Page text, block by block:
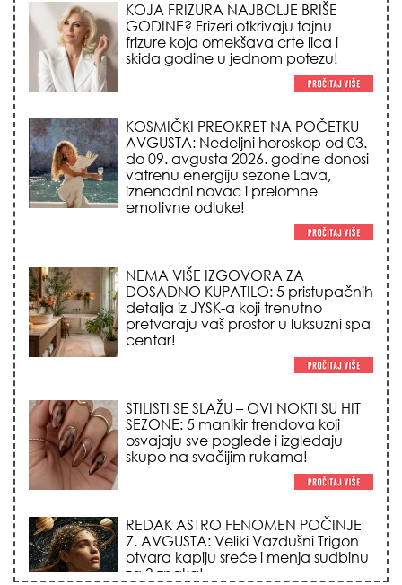
KOSMIČKI PREOKRET NA POČETKU
AVGUSTA: Nedeljni horoskop od 03.
do 09. avgusta 2026. godine donosi
vatrenu energiju sezone Lava,
iznenadni novac i prelomne
NEMA VIŠE IZGOVORA ZA
DOSADNO KUPATILO: 5 pristupačnih
detalja iz JYSK-a koji trenutno
pretvaraju vaš prostor u luksuzni spa
STILISTI SE SLAŽU – OVI NOKTI SU HIT
SEZONE: 5 manikir trendova koji
osvajaju sve poglede i izgledaju
skupo na svačijim rukama!
REDAK ASTRO FENOMEN POČINJE
7. AVGUSTA: Veliki Vazdušni Trigon
otvara kapiju sreće i menja sudbinu
za 3 znaka!
LJUDI U SRBIJI MASOVNO KUPUJU
OVO ČUDO OD 200 DINARA: Trik sa
peškirom i ledom koji rashlađuje stan
na +35 za 10 minuta (BEZ KLIME)!